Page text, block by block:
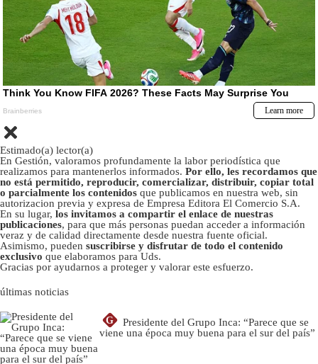
Estimado(a) lector(a)
En Gestión, valoramos profundamente la labor periodística que
realizamos para mantenerlos informados. Por ello, les recordamos que
no está permitido, reproducir, comercializar, distribuir, copiar total
o parcialmente los contenidos que publicamos en nuestra web, sin
autorizacion previa y expresa de Empresa Editora El Comercio S.A.
En su lugar, los invitamos a compartir el enlace de nuestras
publicaciones, para que más personas puedan acceder a información
veraz y de calidad directamente desde nuestra fuente oficial.
Asimismo, pueden suscribirse y disfrutar de todo el contenido
exclusivo que elaboramos para Uds.
Gracias por ayudarnos a proteger y valorar este esfuerzo.
últimas noticias
G
Presidente del Grupo Inca: “Parece que se
viene una época muy buena para el sur del país”